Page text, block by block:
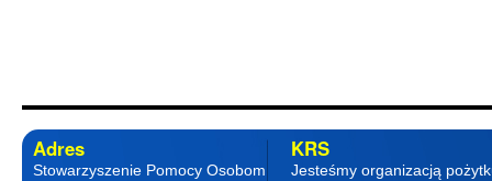
Adres
Stowarzyszenie Pomocy Osobom
KRS
Jesteśmy organizacją